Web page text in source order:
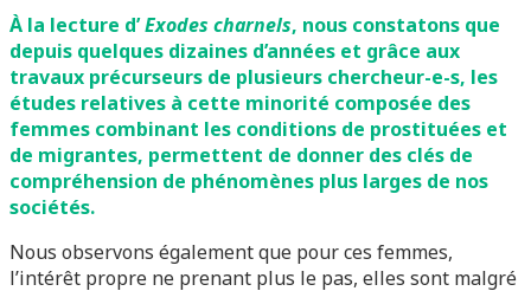
À la lecture d’Exodes charnels, nous constatons que
depuis quelques dizaines d’années et grâce aux
travaux précurseurs de plusieurs chercheur-e-s, les
études relatives à cette minorité composée des
femmes combinant les conditions de prostituées et
de migrantes, permettent de donner des clés de
compréhension de phénomènes plus larges de nos
sociétés.
Nous observons également que pour ces femmes,
l’intérêt propre ne prenant plus le pas, elles sont malgré